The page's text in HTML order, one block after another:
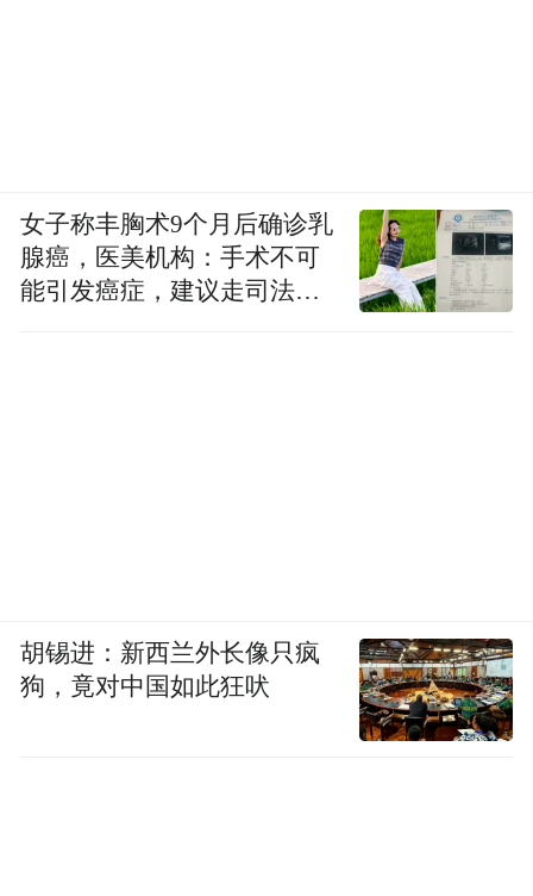
女子称丰胸术9个月后确诊乳
腺癌，医美机构：手术不可
能引发癌症，建议走司法途
胡锡进：新西兰外长像只疯
狗，竟对中国如此狂吠